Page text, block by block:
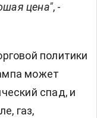
цена", -
политики
может
спад, и
газ,